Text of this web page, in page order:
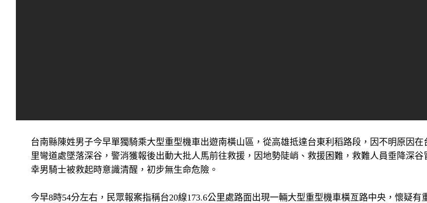
台南縣陳姓男子今早單獨騎乘大型重型機車出遊南橫山區，從高雄抵達台東利稻路段，因不明原因在
里彎道處墜落深谷，警消獲報後出動大批人馬前往救援，因地勢陡峭、救援困難，救難人員垂降深谷
幸男騎士被救起時意識清醒，初步無生命危險。
今早8時54分左右，民眾報案指稱台20線173.6公里處路面出現一輛大型重型機車橫亙路中央，懷疑有